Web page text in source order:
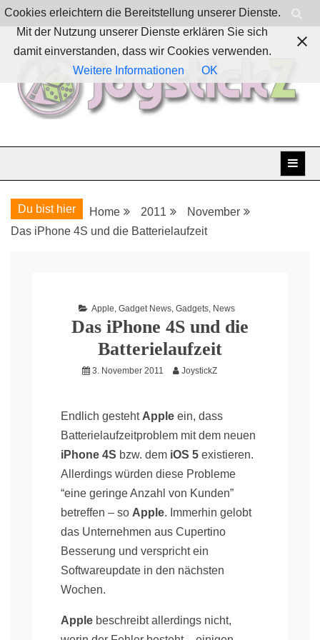
Skip
to
content
JoystickZ
Du bist hier Home 2011
November
Das iPhone 4S und die Batterielaufzeit
Apple, Gadget News, Gadgets, News
Das iPhone 4S und die
Batterielaufzeit
3. November 2011 JoystickZ
Endlich gesteht Apple ein, dass
Batterielaufzeitproblem mit dem neuen
iPhone 4S bzw. dem iOS 5 existieren.
Allerdings würden diese Probleme
“eine geringe Anzahl von Kunden”
betreffen – so Apple. Immerhin gelobt
das Unternehmen aus Cupertino
Besserung und verspricht ein
Softwareupdate in den nächsten
Wochen.
Apple beschreibt allerdings nicht,
Cookies erleichtern die Bereitstellung unserer Dienste.
Mit der Nutzung unserer Dienste erklären Sie sich
damit einverstanden, dass wir Cookies verwenden.
Weitere Informationen
OK